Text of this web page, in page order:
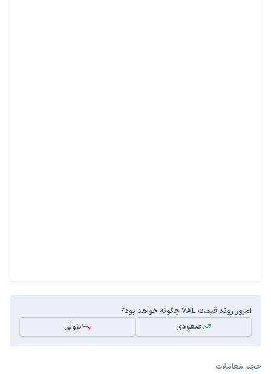
امروز روند قیمت VAL چگونه خواهد بود؟
صعودی
نزولی
حجم معاملات